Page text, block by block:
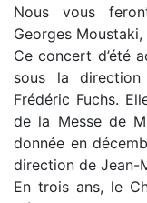
Nous vous
Georges
Ce concert d’été
sous la
Frédéric Fuchs.
de la Messe de
donnée en
direction de Jean-
En trois ans, le